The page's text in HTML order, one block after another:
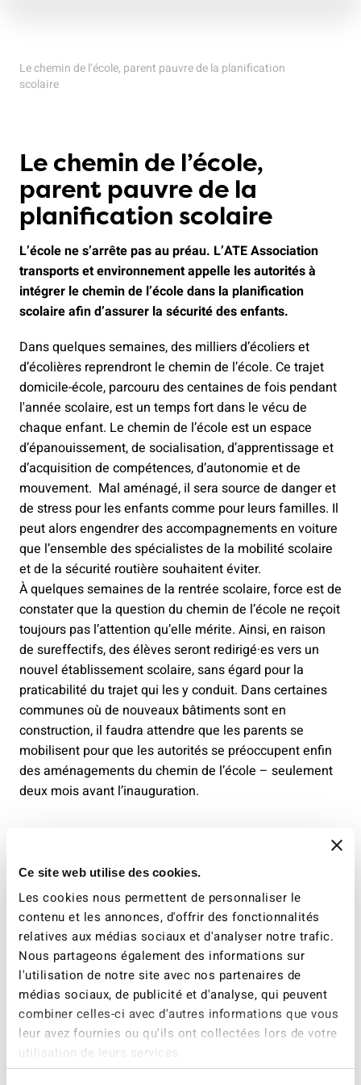
Ce site web utilise des cookies.
Les cookies nous permettent de personnaliser le
contenu et les annonces, d'offrir des fonctionnalités
relatives aux médias sociaux et d'analyser notre trafic.
Nous partageons également des informations sur
l'utilisation de notre site avec nos partenaires de
médias sociaux, de publicité et d'analyse, qui peuvent
combiner celles-ci avec d'autres informations que vous
leur avez fournies ou qu'ils ont collectées lors de votre
utilisation de leurs services.
Le chemin de l’école, parent pauvre de la planification
scolaire
Le chemin de l’école,
parent pauvre de la
planification scolaire
L’école ne s’arrête pas au préau. L’ATE Association
transports et environnement appelle les autorités à
intégrer le chemin de l’école dans la planification
scolaire afin d’assurer la sécurité des enfants.
Dans quelques semaines, des milliers d’écoliers et
d’écolières reprendront le chemin de l’école. Ce trajet
domicile-école, parcouru des centaines de fois pendant
l'année scolaire, est un temps fort dans le vécu de
chaque enfant. Le chemin de l’école est un espace
d’épanouissement, de socialisation, d’apprentissage et
d’acquisition de compétences, d’autonomie et de
mouvement. Mal aménagé, il sera source de danger et
de stress pour les enfants comme pour leurs familles. Il
peut alors engendrer des accompagnements en voiture
que l’ensemble des spécialistes de la mobilité scolaire
et de la sécurité routière souhaitent éviter.
À quelques semaines de la rentrée scolaire, force est de
constater que la question du chemin de l’école ne reçoit
toujours pas l’attention qu’elle mérite. Ainsi, en raison
de sureffectifs, des élèves seront redirigé·es vers un
nouvel établissement scolaire, sans égard pour la
praticabilité du trajet qui les y conduit. Dans certaines
communes où de nouveaux bâtiments sont en
construction, il faudra attendre que les parents se
mobilisent pour que les autorités se préoccupent enfin
des aménagements du chemin de l’école – seulement
deux mois avant l’inauguration.
Si le chemin de l’école est placé sous la responsabilité
des parents, la loi exige des cantons et des communes
d’assurer un chemin de l’école dans des conditions
acceptables, qui prennent en compte le comportement
de l’enfant, la typologie du trajet et sa dangerosité. Il
s’agit, entre autres, d’aménager l’espace public et les
routes autour des écoles en fonction des besoins des
enfants, d’apaiser le trafic et d’offrir un accès sécurisé
aux arrêts de transports publics. Ces mesures doivent
être anticipées en concertation avec toutes les parties
prenantes.